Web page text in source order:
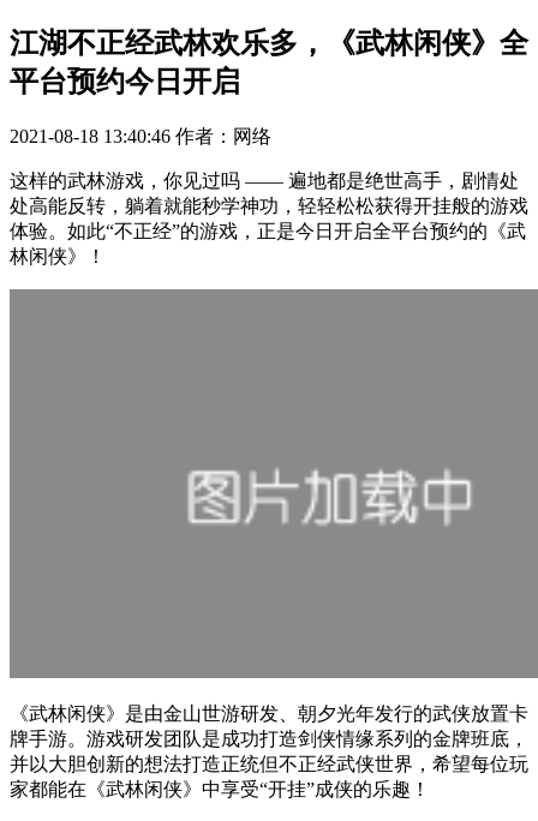
江湖不正经武林欢乐多，《武林闲侠》全
平台预约今日开启
2021-08-18 13:40:46 作者：网络
这样的武林游戏，你见过吗 —— 遍地都是绝世高手，剧情处
处高能反转，躺着就能秒学神功，轻轻松松获得开挂般的游戏
体验。如此“不正经”的游戏，正是今日开启全平台预约的《武
林闲侠》！
《武林闲侠》是由金山世游研发、朝夕光年发行的武侠放置卡
牌手游。游戏研发团队是成功打造剑侠情缘系列的金牌班底，
并以大胆创新的想法打造正统但不正经武侠世界，希望每位玩
家都能在《武林闲侠》中享受“开挂”成侠的乐趣！